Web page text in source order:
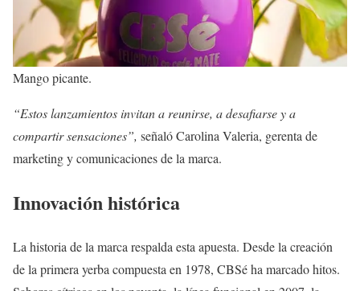
Mango picante.
“Estos lanzamientos invitan a reunirse, a desafiarse y a
compartir sensaciones”, señaló Carolina Valeria, gerenta de
marketing y comunicaciones de la marca.
Innovación histórica
La historia de la marca respalda esta apuesta. Desde la creación
de la primera yerba compuesta en 1978, CBSé ha marcado hitos.